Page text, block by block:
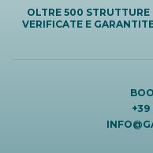
OLTRE 500 STRUTTURE
VERIFICATE E